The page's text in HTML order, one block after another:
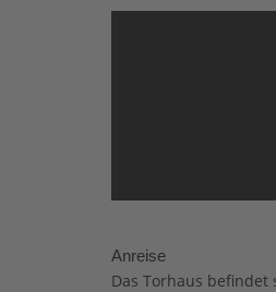
Anreise
Das Torhaus